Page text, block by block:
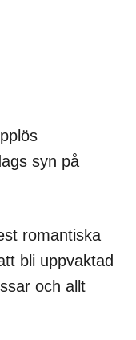
syn på
romantiska
bli uppvaktad
och allt